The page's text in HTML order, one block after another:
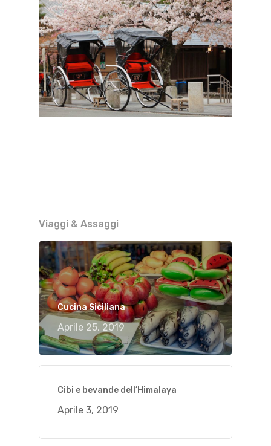
Viaggi & Assaggi
Cucina Siciliana
Aprile 25, 2019
Cibi e bevande dell’Himalaya
Aprile 3, 2019